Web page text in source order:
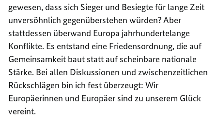
gewesen, dass sich Sieger und Besiegte für lange Zeit
unversöhnlich gegenüberstehen würden? Aber
stattdessen überwand Europa jahrhundertelange
Konflikte. Es entstand eine Friedensordnung, die auf
Gemeinsamkeit baut statt auf scheinbare nationale
Stärke. Bei allen Diskussionen und zwischenzeitlichen
Rückschlägen bin ich fest überzeugt: Wir
Europäerinnen und Europäer sind zu unserem Glück
vereint.